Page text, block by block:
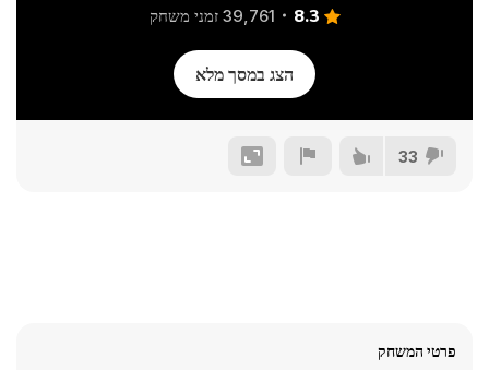
8.3 39,761 זמני משחק
הצג במסך מלא
33
פרטי המשחק